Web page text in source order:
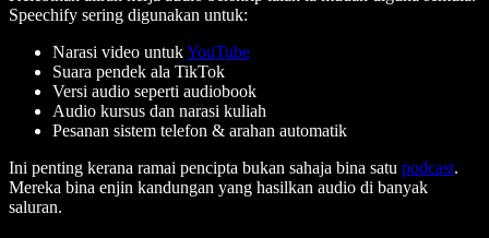
Speechify sering digunakan untuk:
Narasi video untukYouTube
Suara pendek ala TikTok
Versi audio seperti audiobook
Audio kursus dan narasi kuliah
Pesanan sistem telefon & arahan automatik
Ini penting kerana ramai pencipta bukan sahaja bina satu podcast.
Mereka bina enjin kandungan yang hasilkan audio di banyak
saluran.